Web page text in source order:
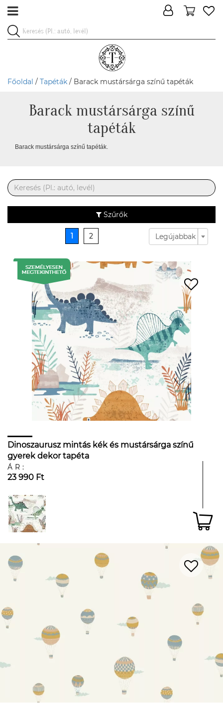
Főoldal / Tapéták / Barack mustársárga színű tapéták
Barack mustársárga színű
tapéták
Barack mustársárga színű tapéták.
Szűrők
1 2 Legújabbak
Dinoszaurusz mintás kék és mustársárga színű
gyerek dekor tapéta
ÁR:
23 990 Ft